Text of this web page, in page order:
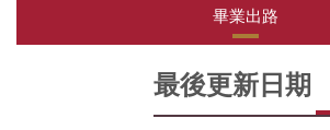
畢業出路
最後更新日期